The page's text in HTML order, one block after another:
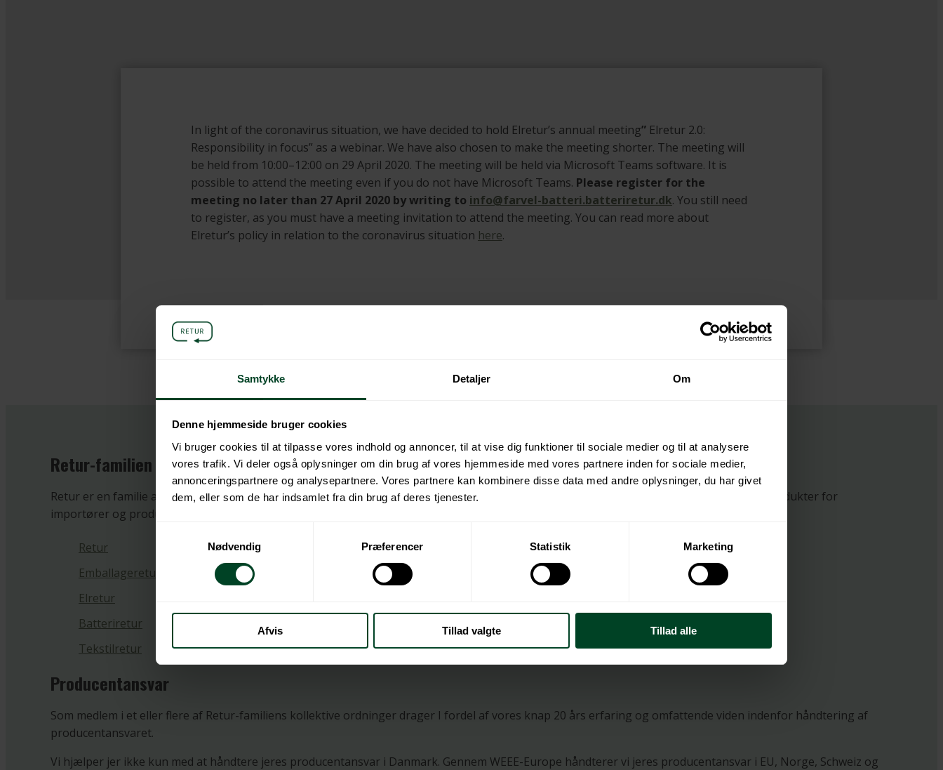
Samtykke Detaljer Om
Denne hjemmeside bruger cookies
Vi bruger cookies til at tilpasse vores indhold og annoncer, til at vise dig funktioner til sociale medier og til at analysere
vores trafik. Vi deler også oplysninger om din brug af vores hjemmeside med vores partnere inden for sociale medier,
annonceringspartnere og analysepartnere. Vores partnere kan kombinere disse data med andre oplysninger, du har givet
dem, eller som de har indsamlet fra din brug af deres tjenester.
Nødvendig
Præferencer Statistik Marketing
Afvis Tillad valgte Tillad alle
In light of the coronavirus situation, we have decided to hold Elretur’s annual meeting” Elretur 2.0:
Responsibility in focus” as a webinar. We have also chosen to make the meeting shorter. The meeting will
be held from 10:00–12:00 on 29 April 2020. The meeting will be held via Microsoft Teams software. It is
possible to attend the meeting even if you do not have Microsoft Teams. Please register for the
meeting no later than 27 April 2020 by writing to info@farvel-batteri.batteriretur.dk. You still need
to register, as you must have a meeting invitation to attend the meeting. You can read more about
Elretur’s policy in relation to the coronavirus situation here.
Retur-familien
Retur er en familie af non-profit kollektive ordninger, der håndterer producentansvaret på elektronik-, batterier-, emballage-, og tekstilprodukter for
importører og producenter.
Retur
Emballageretur
Elretur
Batteriretur
Tekstilretur
Producentansvar
Som medlem i et eller flere af Retur-familiens kollektive ordninger drager I fordel af vores knap 20 års erfaring og omfattende viden indenfor håndtering af
producentansvaret.
Vi hjælper jer ikke kun med at håndtere jeres producentansvar i Danmark. Gennem WEEE-Europe håndterer vi jeres producentansvar i EU, Norge, Schweiz og